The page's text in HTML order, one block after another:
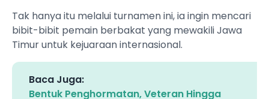
Tak hanya itu melalui turnamen ini, ia ingin mencari
bibit-bibit pemain berbakat yang mewakili Jawa
Timur untuk kejuaraan internasional.
Baca Juga:
Bentuk Penghormatan, Veteran Hingga